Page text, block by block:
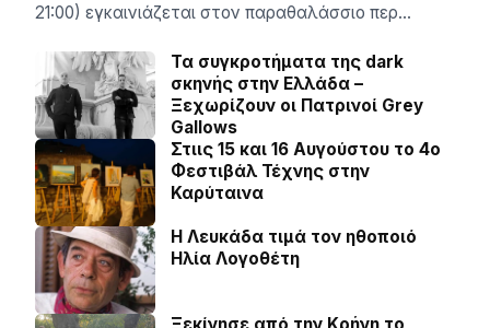
21:00) εγκαινιάζεται στον παραθαλάσσιο περ…
Τα συγκροτήματα της dark
σκηνής στην Ελλάδα –
Ξεχωρίζουν οι Πατρινοί Grey
Gallows
Στιις 15 και 16 Αυγούστου το 4ο
Φεστιβάλ Τέχνης στην
Καρύταινα
Η Λευκάδα τιμά τον ηθοποιό
Ηλία Λογοθέτη